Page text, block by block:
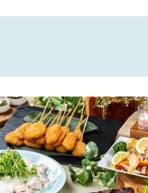
＝＝＝＝＝＝＝＝
★
に食べ放題で楽しめ
が変更になる場合